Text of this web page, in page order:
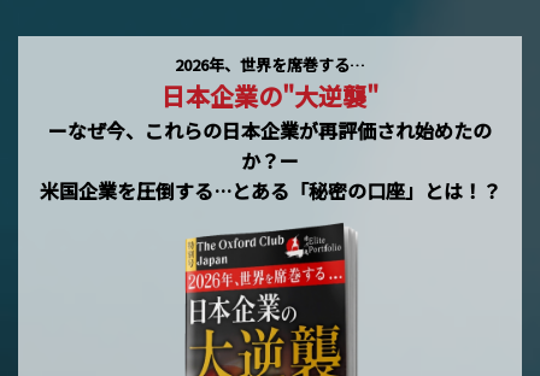
2026年、世界を席巻する…
日本企業の"大逆襲"
ーなぜ今、これらの日本企業が再評価され始めたの
か？ー
米国企業を圧倒する…とある「秘密の口座」とは！？